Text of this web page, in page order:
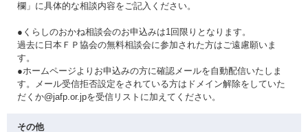
欄」に具体的な相談内容をご記入ください。
●くらしのおかね相談会のお申込みは1回限りとなります。
過去に日本ＦＰ協会の無料相談会に参加された方はご遠慮願いま
す。
●ホームページよりお申込みの方に確認メールを自動配信いたしま
す。メール受信拒否設定をされている方はドメイン解除をしていた
だくか@jafp.or.jpを受信リストに加えてください。
その他